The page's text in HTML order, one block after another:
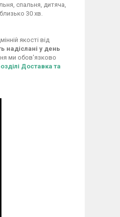
спальня, дитяча,
30 хв.
якості від
надіслані у день
ми обов'язково
Доставка та